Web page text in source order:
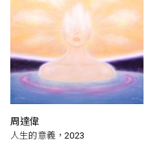
周達偉
人生的意義，2023